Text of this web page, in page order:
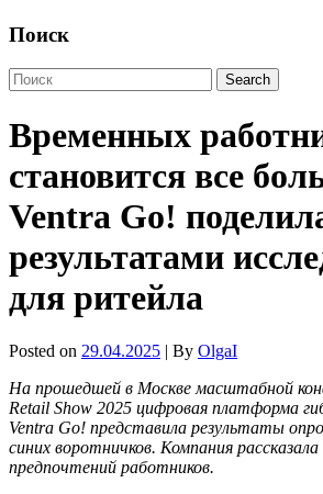
Поиск
Временных
становится все
Ventra Go!
результатами
для ритейла
Posted on 29.04.2025 | By OlgaI
На прошедшей в Москве масштабной
Retail Show 2025 цифровая платформа
Ventra Go! представила результаты
синих воротничков. Компания
предпочтений работников.